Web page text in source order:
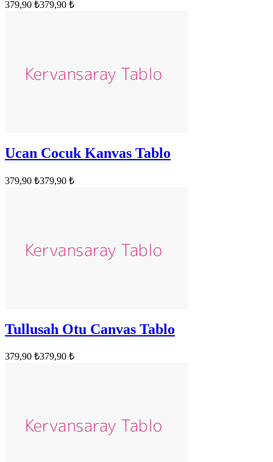
379,90 ₺379,90 ₺
Ucan Cocuk Kanvas Tablo
379,90 ₺379,90 ₺
Tullusah Otu Canvas Tablo
379,90 ₺379,90 ₺